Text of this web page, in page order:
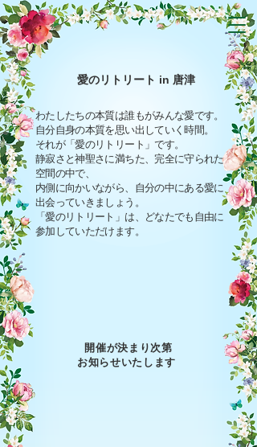
愛のリトリート in 唐津
わたしたちの本質は誰もがみんな愛です。
自分自身の本質を思い出していく時間。
それが「愛のリトリート」です。
静寂さと神聖さに満ちた、完全に守られた
空間の中で、
内側に向かいながら、自分の中にある愛に
出会っていきましょう。
「愛のリトリート」は、どなたでも自由に
参加していただけます。
開催が決まり次第
お知らせいたします